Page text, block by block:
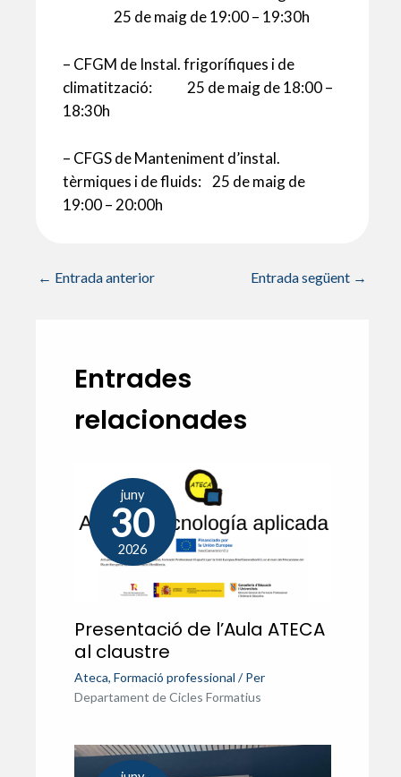
25 de maig de 19:00 – 19:30h
– CFGM de Instal. frigorífiques i de
climatització: 25 de maig de 18:00 –
18:30h
– CFGS de Manteniment d’instal.
tèrmiques i de fluids: 25 de maig de
19:00 – 20:00h
← Entrada anterior Entrada següent →
Entrades
relacionades
juny
30
2026
Presentació de l’Aula ATECA
al claustre
Ateca, Formació professional / Per
Departament de Cicles Formatius